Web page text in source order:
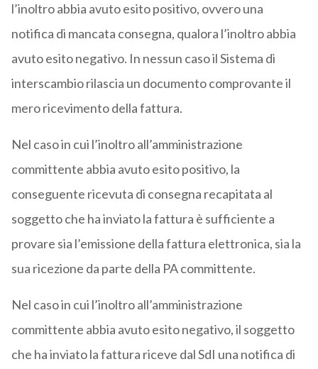
l’inoltro abbia avuto esito positivo, ovvero una
notifica di mancata consegna, qualora l’inoltro abbia
avuto esito negativo. In nessun caso il Sistema di
interscambio rilascia un documento comprovante il
mero ricevimento della fattura.
Nel caso in cui l’inoltro all’amministrazione
committente abbia avuto esito positivo, la
conseguente ricevuta di consegna recapitata al
soggetto che ha inviato la fattura è sufficiente a
provare sia l’emissione della fattura elettronica, sia la
sua ricezione da parte della PA committente.
Nel caso in cui l’inoltro all’amministrazione
committente abbia avuto esito negativo, il soggetto
che ha inviato la fattura riceve dal SdI una notifica di